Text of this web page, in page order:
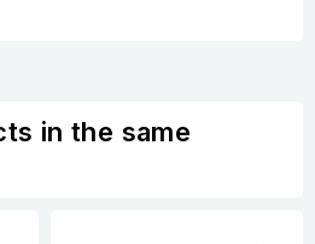
in the same